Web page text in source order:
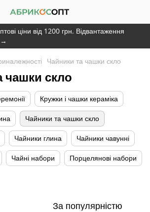
ціни від 1200 грн. Відвантаження
→
Чайники та чашки скло
чашки скло
Кружки і чашки кераміка
Чайники та чашки скло
Чайники глина Чайники чавунні
Чайні набори Порцелянові набори
За популярністю